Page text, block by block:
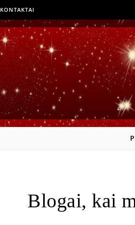
KONTAKTAI
Blogai, kai